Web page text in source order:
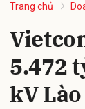
Trang chủ
5.472
kV